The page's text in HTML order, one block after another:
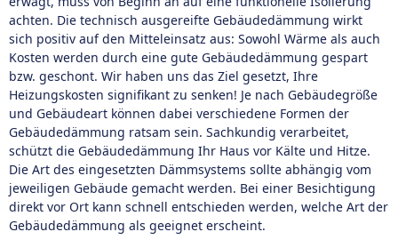
achten. Die technisch ausgereifte Gebäudedämmung wirkt
sich positiv auf den Mitteleinsatz aus: Sowohl Wärme als auch
Kosten werden durch eine gute Gebäudedämmung gespart
bzw. geschont. Wir haben uns das Ziel gesetzt, Ihre
Heizungskosten signifikant zu senken! Je nach Gebäudegröße
und Gebäudeart können dabei verschiedene Formen der
Gebäudedämmung ratsam sein. Sachkundig verarbeitet,
schützt die Gebäudedämmung Ihr Haus vor Kälte und Hitze.
Die Art des eingesetzten Dämmsystems sollte abhängig vom
jeweiligen Gebäude gemacht werden. Bei einer Besichtigung
direkt vor Ort kann schnell entschieden werden, welche Art der
Gebäudedämmung als geeignet erscheint.